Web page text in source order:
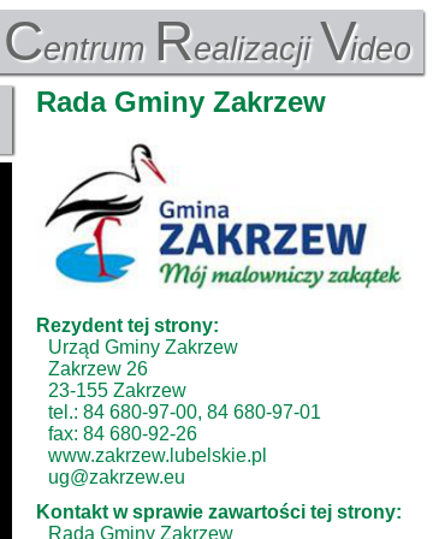
Centrum Realizacji Video
Rada Gminy Zakrzew
Rezydent tej strony:
Urząd Gminy Zakrzew
Zakrzew 26
23-155 Zakrzew
tel.: 84 680-97-00, 84 680-97-01
fax: 84 680-92-26
www.zakrzew.lubelskie.pl
ug@zakrzew.eu
Kontakt w sprawie zawartości tej strony:
Rada Gminy Zakrzew